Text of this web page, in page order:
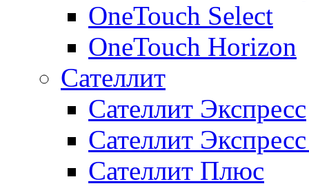
OneTouch Select
OneTouch Horizon
Сателлит
Сателлит Экспресс
Сателлит
Сателлит Плюс